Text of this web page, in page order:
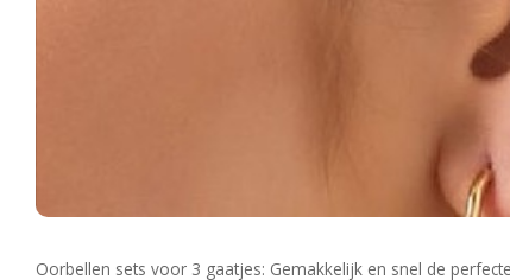
Oorbellen sets voor 3 gaatjes: Gemakkelijk en snel de